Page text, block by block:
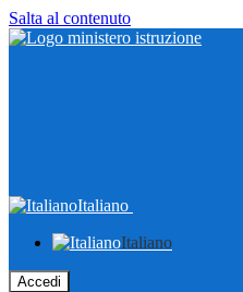
Salta al contenuto
Italiano
Italiano
Accedi